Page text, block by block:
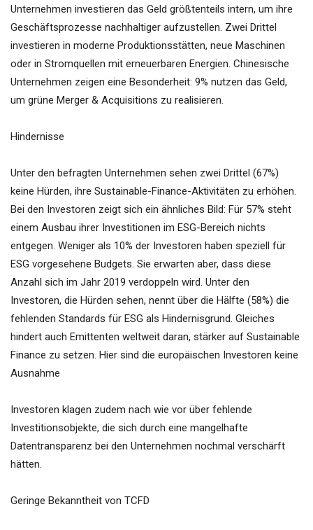
Unternehmen investieren das Geld größtenteils intern, um ihre
Geschäftsprozesse nachhaltiger aufzustellen. Zwei Drittel
investieren in moderne Produktionsstätten, neue Maschinen
oder in Stromquellen mit erneuerbaren Energien. Chinesische
Unternehmen zeigen eine Besonderheit: 9% nutzen das Geld,
um grüne Merger & Acquisitions zu realisieren.
Hindernisse
Unter den befragten Unternehmen sehen zwei Drittel (67%)
keine Hürden, ihre Sustainable-Finance-Aktivitäten zu erhöhen.
Bei den Investoren zeigt sich ein ähnliches Bild: Für 57% steht
einem Ausbau ihrer Investitionen im ESG-Bereich nichts
entgegen. Weniger als 10% der Investoren haben speziell für
ESG vorgesehene Budgets. Sie erwarten aber, dass diese
Anzahl sich im Jahr 2019 verdoppeln wird. Unter den
Investoren, die Hürden sehen, nennt über die Hälfte (58%) die
fehlenden Standards für ESG als Hindernisgrund. Gleiches
hindert auch Emittenten weltweit daran, stärker auf Sustainable
Finance zu setzen. Hier sind die europäischen Investoren keine
Ausnahme
Investoren klagen zudem nach wie vor über fehlende
Investitionsobjekte, die sich durch eine mangelhafte
Datentransparenz bei den Unternehmen nochmal verschärft
hätten.
Geringe Bekanntheit von TCFD